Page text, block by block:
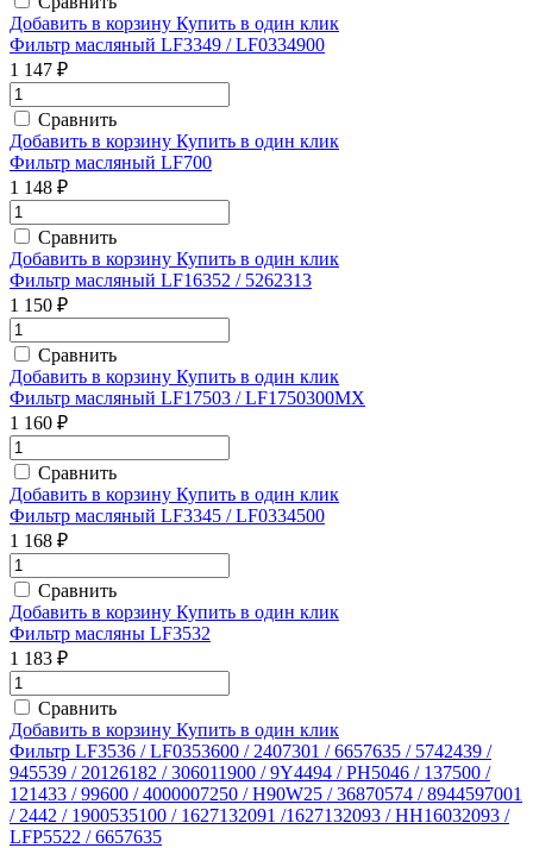
Добавить в корзину Купить в один клик
Фильтр масляный LF3349 / LF0334900
1 147 ₽
Сравнить
Добавить в корзину Купить в один клик
Фильтр масляный LF700
1 148 ₽
Сравнить
Добавить в корзину Купить в один клик
Фильтр масляный LF16352 / 5262313
1 150 ₽
Сравнить
Добавить в корзину Купить в один клик
Фильтр масляный LF17503 / LF1750300MX
1 160 ₽
Сравнить
Добавить в корзину Купить в один клик
Фильтр масляный LF3345 / LF0334500
1 168 ₽
Сравнить
Добавить в корзину Купить в один клик
Фильтр масляны LF3532
1 183 ₽
Сравнить
Добавить в корзину Купить в один клик
Фильтр LF3536 / LF0353600 / 2407301 / 6657635 / 5742439 /
945539 / 20126182 / 306011900 / 9Y4494 / PH5046 / 137500 /
121433 / 99600 / 4000007250 / H90W25 / 36870574 / 8944597001
/ 2442 / 1900535100 / 1627132091 /1627132093 / HH16032093 /
LFP5522 / 6657635